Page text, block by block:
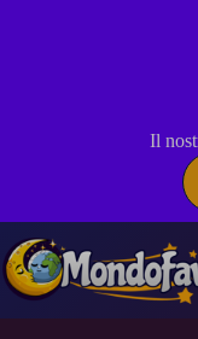
Il
al
contenuto